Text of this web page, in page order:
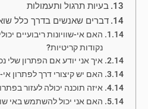
בעיות תרגול ותעמולות
דברים שאנשים בדרך כלל
האם אי-שוויונות ריבועיים
נקודות קריטיות?
איך אני יודע אם הפתרון שלי
האם יש קיצורי דרך לפתרון אי-
איזה תוכנה יכולה לעזור
האם אני יכול להשתמש באי